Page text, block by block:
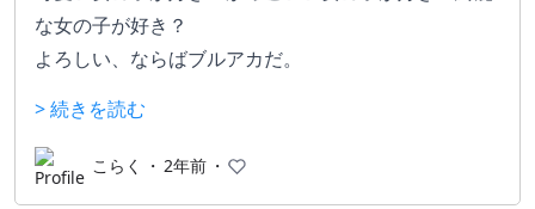
な女の子が好き？
よろしい、ならばブルアカだ。
はどんな性癖も許される世界。
ああ、ケモミミも有翼もいいぞ。横乳も下乳もいい
ぞ。みんな許されるべきなんだ。
> 続きを読む
こらく ・ 2年前 ・